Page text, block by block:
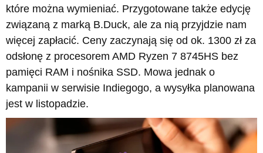
które można wymieniać. Przygotowane także edycję
związaną z marką B.Duck, ale za nią przyjdzie nam
więcej zapłacić. Ceny zaczynają się od ok. 1300 zł za
odsłonę z procesorem AMD Ryzen 7 8745HS bez
pamięci RAM i nośnika SSD. Mowa jednak o
kampanii w serwisie Indiegogo, a wysyłka planowana
jest w listopadzie.